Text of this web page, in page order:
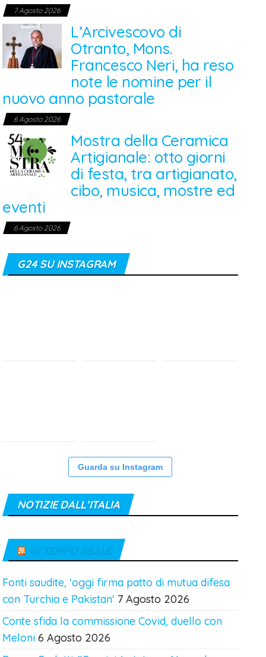
7 Agosto 2026
L’Arcivescovo di
Otranto, Mons.
Francesco Neri, ha reso
note le nomine per il
nuovo anno pastorale
6 Agosto 2026
Mostra della Ceramica
Artigianale: otto giorni
di festa, tra artigianato,
cibo, musica, mostre ed
eventi
6 Agosto 2026
G24 SU INSTAGRAM
Guarda su Instagram
NOTIZIE DALL’ITALIA
IN TEMPO REALE
Fonti saudite, 'oggi firma patto di mutua difesa
con Turchia e Pakistan' 7 Agosto 2026
Conte sfida la commissione Covid, duello con
Meloni 6 Agosto 2026